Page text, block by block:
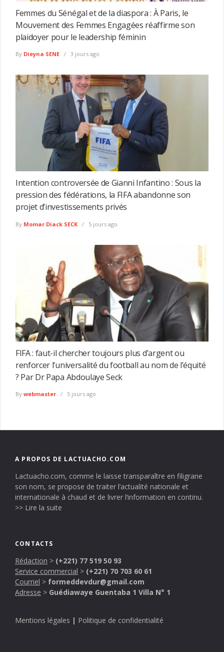
Femmes du Sénégal et de la diaspora : À Paris, le
Mouvement des Femmes Engagées réaffirme son
plaidoyer pour le leadership féminin
By Dieyna SENE 3 jours ago
Intention controversée de Gianni Infantino : Sous la
pression des fédérations, la FIFA abandonne son
projet d’investissements privés
By Momar Diack SECK 5 jours ago
FIFA : faut-il chercher toujours plus d’argent ou
renforcer l’universalité du football au nom de l’équité
? Par Dr Papa Abdoulaye Seck
By webmaster 5 jours ago
A PROPOS DE LACTUACHO.COM
Lactuacho.com, comme le laisse transparaître en filigrane
son nom, se propose de traiter l’actualité nationale et
internationale à chaud et de livrer l’information en continu.
>> Lire la suite
CONTACTS
Rédaction > (+221) 77 519 50 93
Service commercial > (+221) 70 703 60 61
Courriel > formeddevdur@gmail.com
Adresse > Guédiawaye Guentaba 1 Villa N° 1
Mentions légales | Politique de confidentialité